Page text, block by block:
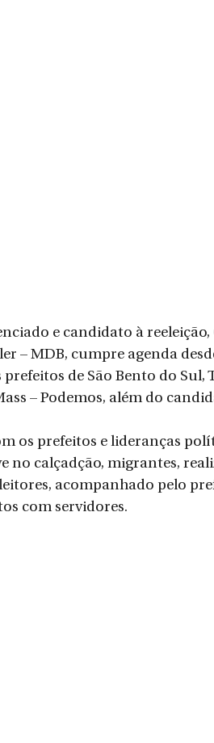
e candidato à reeleição,
– MDB, cumpre agenda
de São Bento do Sul,
– Podemos, além do
os prefeitos e lideranças
no calçadção, migrantes,
acompanhado pelo
com servidores.